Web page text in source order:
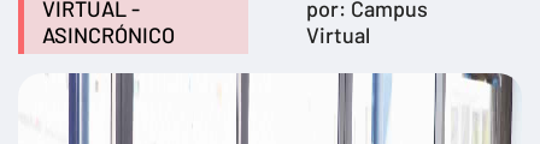
VIRTUAL -
ASINCRÓNICO
por: Campus
Virtual